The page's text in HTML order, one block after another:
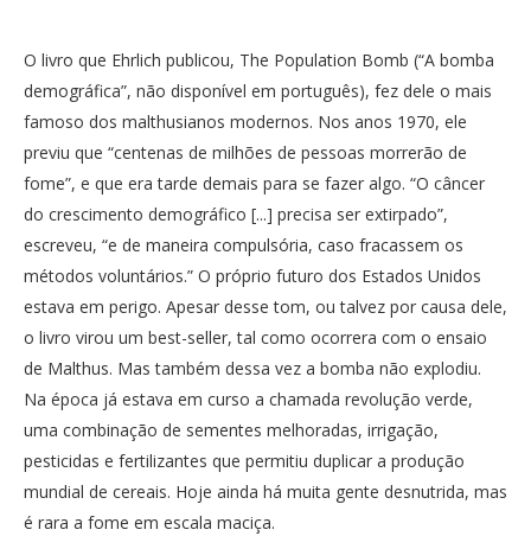
O livro que Ehrlich publicou, The Population Bomb (“A bomba
demográfica”, não disponível em português), fez dele o mais
famoso dos malthusianos modernos. Nos anos 1970, ele
previu que “centenas de milhões de pessoas morrerão de
fome”, e que era tarde demais para se fazer algo. “O câncer
do crescimento demográfico [...] precisa ser extirpado”,
escreveu, “e de maneira compulsória, caso fracassem os
métodos voluntários.” O próprio futuro dos Estados Unidos
estava em perigo. Apesar desse tom, ou talvez por causa dele,
o livro virou um best-seller, tal como ocorrera com o ensaio
de Malthus. Mas também dessa vez a bomba não explodiu.
Na época já estava em curso a chamada revolução verde,
uma combinação de sementes melhoradas, irrigação,
pesticidas e fertilizantes que permitiu duplicar a produção
mundial de cereais. Hoje ainda há muita gente desnutrida, mas
é rara a fome em escala maciça.